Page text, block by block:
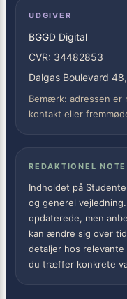
UDGIVER
BGGD Digital
CVR: 34482853
Dalgas Boulevard
Bemærk: adressen er
kontakt eller
REDAKTIONEL NOTE
Indholdet på
og generel
opdaterede, men
kan ændre sig over
detaljer hos
du træffer konkrete